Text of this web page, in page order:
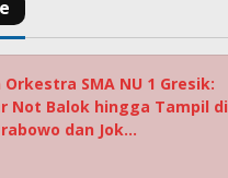
SMA NU 1 Gresik:
Not Balok hingga Tampil di
dan Jok…